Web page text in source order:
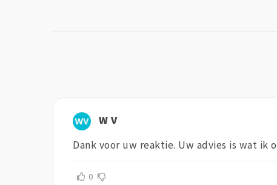
W V
Dank voor uw reaktie. Uw advies is wat ik
0